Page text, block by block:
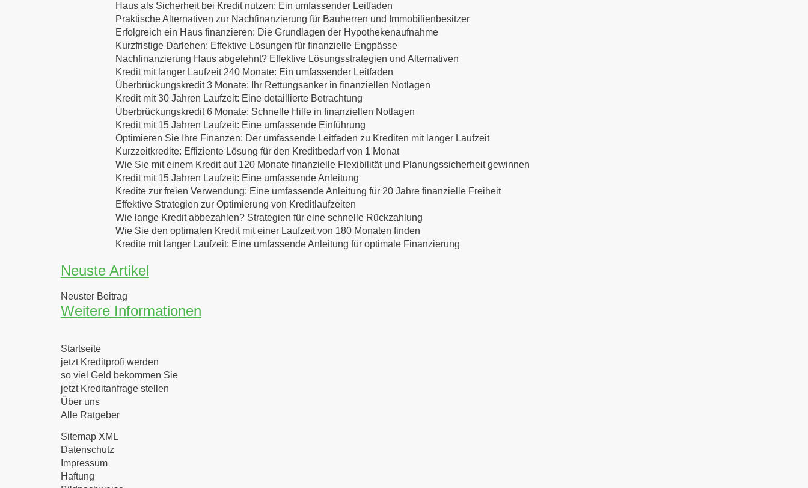
Haus als Sicherheit bei Kredit nutzen: Ein umfassender Leitfaden
Praktische Alternativen zur Nachfinanzierung für Bauherren und Immobilienbesitzer
Erfolgreich ein Haus finanzieren: Die Grundlagen der Hypothekenaufnahme
Kurzfristige Darlehen: Effektive Lösungen für finanzielle Engpässe
Nachfinanzierung Haus abgelehnt? Effektive Lösungsstrategien und Alternativen
Kredit mit langer Laufzeit 240 Monate: Ein umfassender Leitfaden
Überbrückungskredit 3 Monate: Ihr Rettungsanker in finanziellen Notlagen
Kredit mit 30 Jahren Laufzeit: Eine detaillierte Betrachtung
Überbrückungskredit 6 Monate: Schnelle Hilfe in finanziellen Notlagen
Kredit mit 15 Jahren Laufzeit: Eine umfassende Einführung
Optimieren Sie Ihre Finanzen: Der umfassende Leitfaden zu Krediten mit langer Laufzeit
Kurzzeitkredite: Effiziente Lösung für den Kreditbedarf von 1 Monat
Wie Sie mit einem Kredit auf 120 Monate finanzielle Flexibilität und Planungssicherheit gewinnen
Kredit mit 15 Jahren Laufzeit: Eine umfassende Anleitung
Kredite zur freien Verwendung: Eine umfassende Anleitung für 20 Jahre finanzielle Freiheit
Effektive Strategien zur Optimierung von Kreditlaufzeiten
Wie lange Kredit abbezahlen? Strategien für eine schnelle Rückzahlung
Wie Sie den optimalen Kredit mit einer Laufzeit von 180 Monaten finden
Kredite mit langer Laufzeit: Eine umfassende Anleitung für optimale Finanzierung
Neuste Artikel
Neuster Beitrag
Weitere Informationen
Startseite
jetzt Kreditprofi werden
so viel Geld bekommen Sie
jetzt Kreditanfrage stellen
Über uns
Alle Ratgeber
Sitemap XML
Datenschutz
Impressum
Haftung